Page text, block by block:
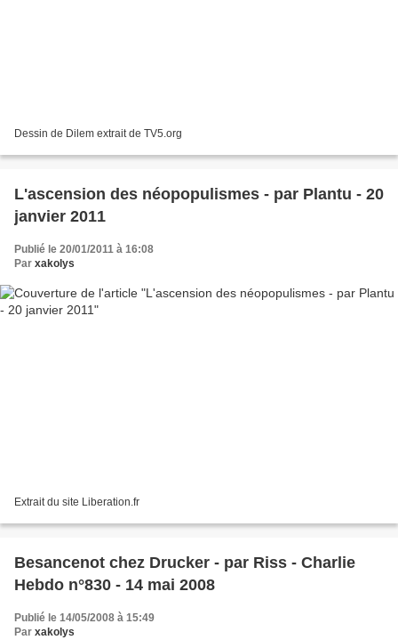
Dessin de Dilem extrait de TV5.org
L'ascension des néopopulismes - par Plantu - 20
janvier 2011
Publié le 20/01/2011 à 16:08
Par xakolys
Extrait du site Liberation.fr
Besancenot chez Drucker - par Riss - Charlie
Hebdo n°830 - 14 mai 2008
Publié le 14/05/2008 à 15:49
Par xakolys